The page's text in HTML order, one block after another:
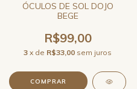
ÓCULOS DE SOL DOJO
BEGE
R$99,00
3 x de R$33,00 sem juros